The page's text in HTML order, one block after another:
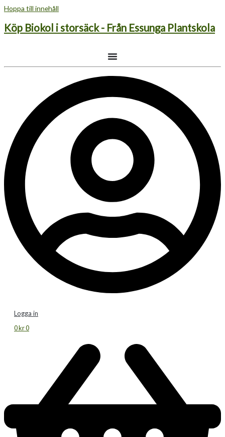
Hoppa till innehåll
Köp Biokol i storsäck - Från Essunga Plantskola
Logga in
0kr0